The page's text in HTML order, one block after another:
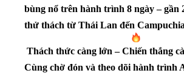
bùng nổ trên hành trình 8 ngày – gần
thử thách từ Thái Lan đến
Thách thức càng lớn – Chiến thắng
Cùng chờ đón và theo dõi hành trình